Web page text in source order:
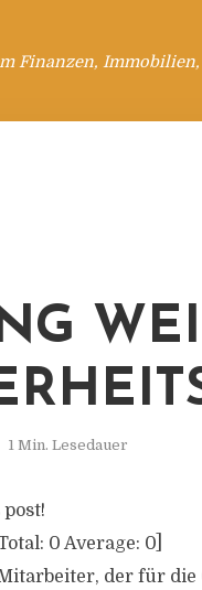
Finanzen,
1 Min. Lesedauer
0 Average: 0
der für